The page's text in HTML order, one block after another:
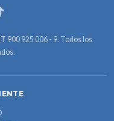
900 925 006 - 9. Todos los